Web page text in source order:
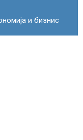
и бизнис